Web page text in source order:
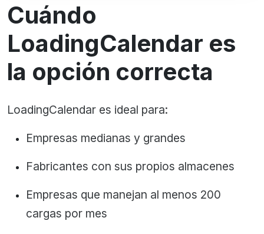
Cuándo
LoadingCalendar es
la opción correcta
LoadingCalendar es ideal para:
Empresas medianas y grandes
Fabricantes con sus propios almacenes
Empresas que manejan al menos 200
cargas por mes